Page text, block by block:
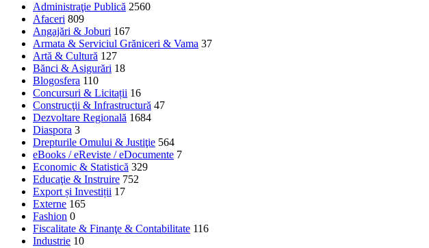
Administraţie Publică 2560
Afaceri 809
Angajări & Joburi 167
Armata & Serviciul Grăniceri & Vama 37
Artă & Cultură 127
Bănci & Asigurări 18
Blogosfera 110
Concursuri & Licitații 16
Construcţii & Infrastructură 47
Dezvoltare Regională 1684
Diaspora 3
Drepturile Omului & Justiţie 564
eBooks / eReviste / eDocumente 7
Economic & Statistică 329
Educaţie & Instruire 752
Export și Investiții 17
Externe 165
Fashion 0
Fiscalitate & Finanţe & Contabilitate 116
Industrie 10